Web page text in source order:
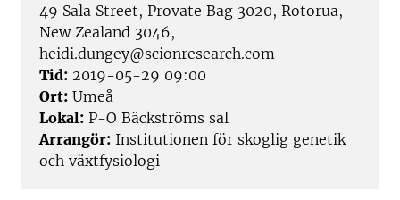
49 Sala Street, Provate Bag 3020, Rotorua,
New Zealand 3046,
heidi.dungey@scionresearch.com
Tid: 2019-05-29 09:00
Ort: Umeå
Lokal: P-O Bäckströms sal
Arrangör: Institutionen för skoglig genetik
och växtfysiologi